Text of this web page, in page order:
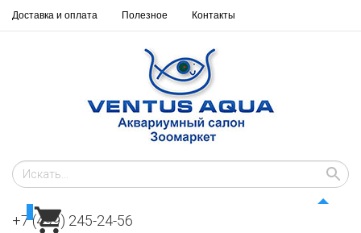
Доставка и оплата Полезное Контакты
+7 (499) 245-24-56